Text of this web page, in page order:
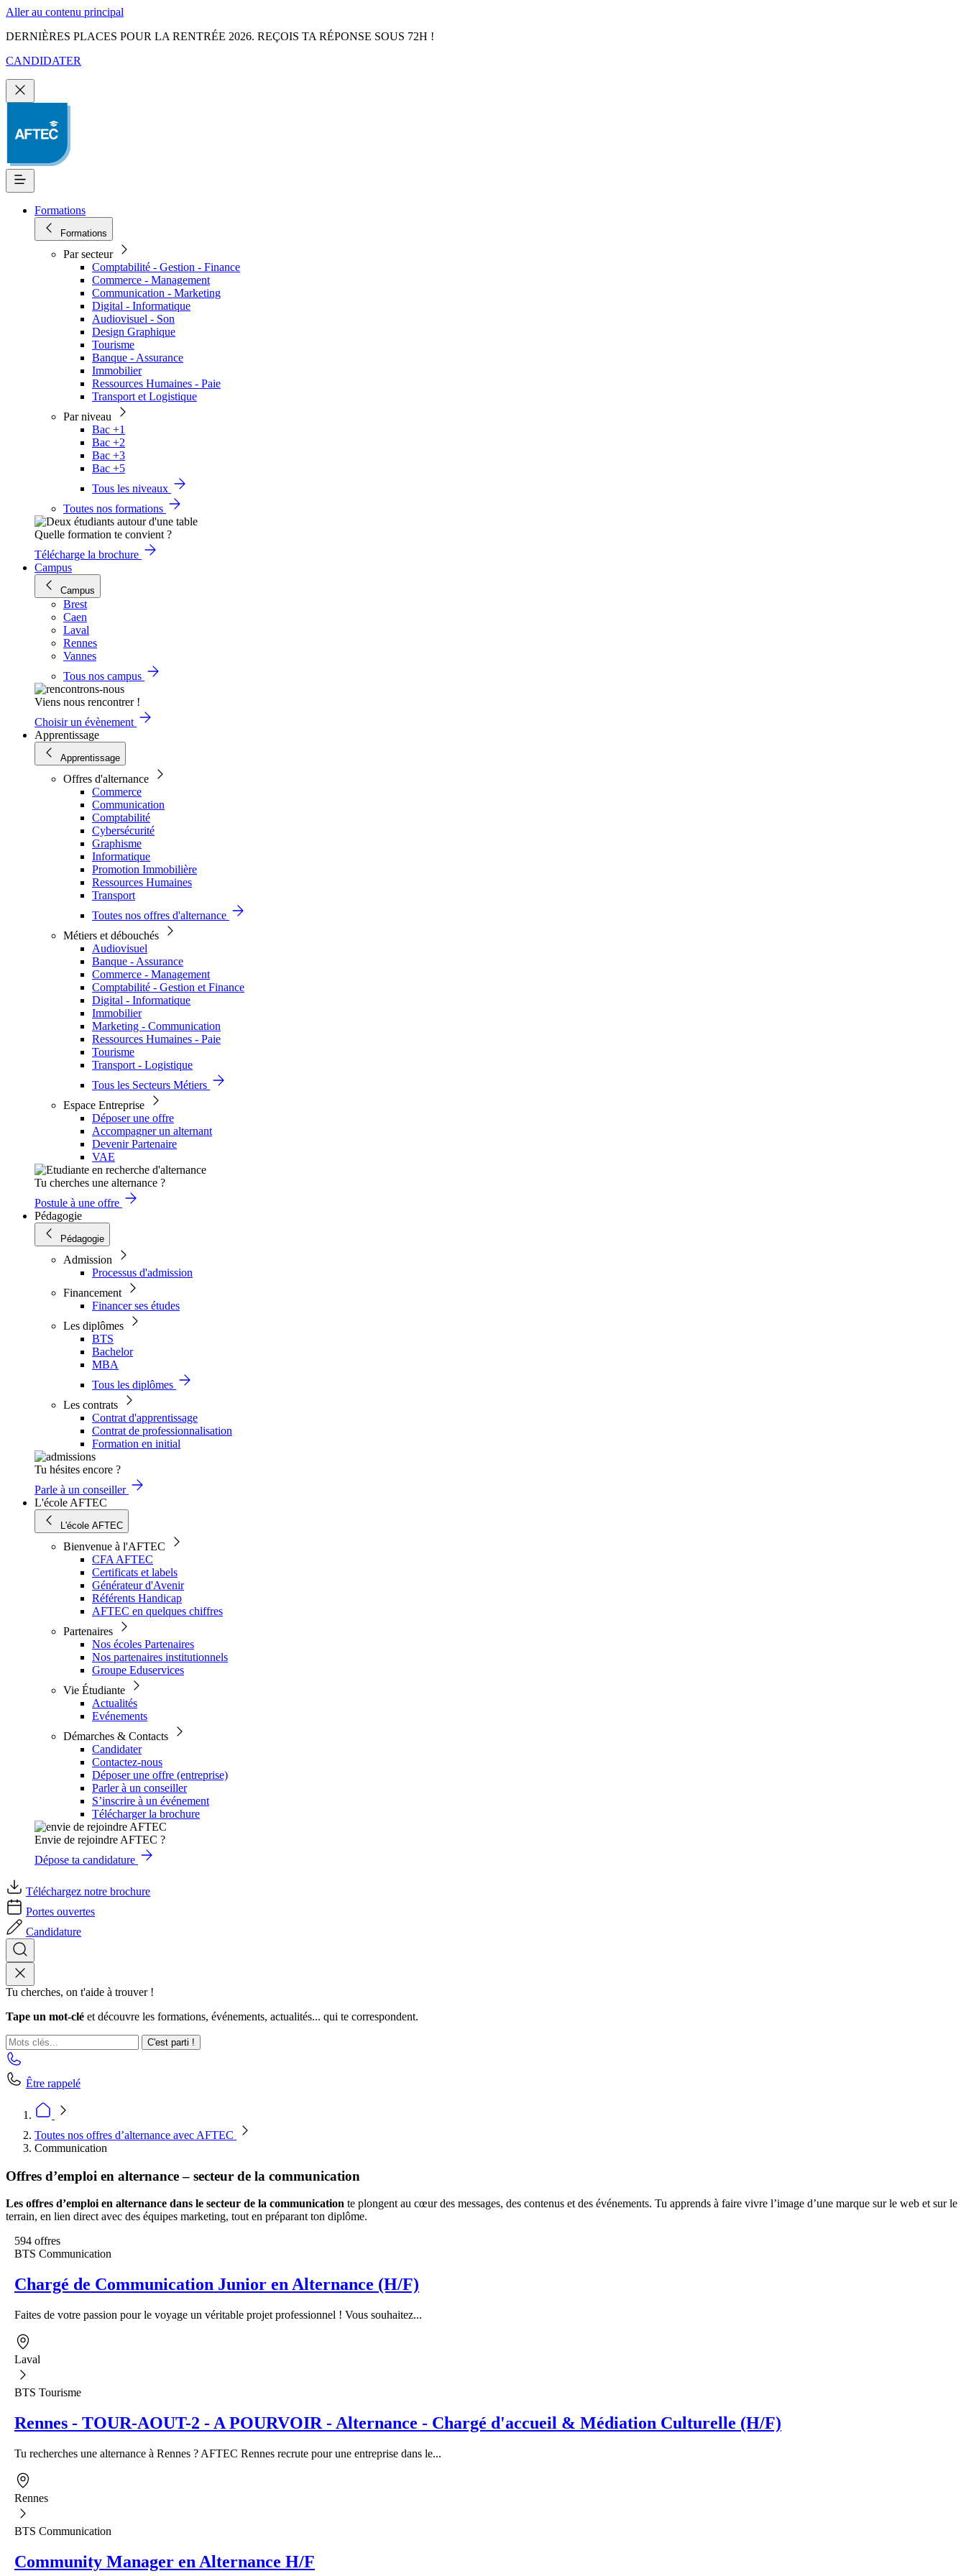
Aller au contenu principal
DERNIÈRES PLACES POUR LA RENTRÉE 2026. REÇOIS TA RÉPONSE SOUS 72H !
CANDIDATER
Formations
Formations
Par secteur
Comptabilité - Gestion - Finance
Commerce - Management
Communication - Marketing
Digital - Informatique
Audiovisuel - Son
Design Graphique
Tourisme
Banque - Assurance
Immobilier
Ressources Humaines - Paie
Transport et Logistique
Par niveau
Bac +1
Bac +2
Bac +3
Bac +5
Tous les niveaux
Toutes nos formations
Quelle formation te convient ?
Télécharge la brochure
Campus
Campus
Brest
Caen
Laval
Rennes
Vannes
Tous nos campus
Viens nous rencontrer !
Choisir un évènement
Apprentissage
Apprentissage
Offres d'alternance
Commerce
Communication
Comptabilité
Cybersécurité
Graphisme
Informatique
Promotion Immobilière
Ressources Humaines
Transport
Toutes nos offres d'alternance
Métiers et débouchés
Audiovisuel
Banque - Assurance
Commerce - Management
Comptabilité - Gestion et Finance
Digital - Informatique
Immobilier
Marketing - Communication
Ressources Humaines - Paie
Tourisme
Transport - Logistique
Tous les Secteurs Métiers
Espace Entreprise
Déposer une offre
Accompagner un alternant
Devenir Partenaire
VAE
Tu cherches une alternance ?
Postule à une offre
Pédagogie
Pédagogie
Admission
Processus d'admission
Financement
Financer ses études
Les diplômes
BTS
Bachelor
MBA
Tous les diplômes
Les contrats
Contrat d'apprentissage
Contrat de professionnalisation
Formation en initial
Tu hésites encore ?
Parle à un conseiller
L'école AFTEC
L'école AFTEC
Bienvenue à l'AFTEC
CFA AFTEC
Certificats et labels
Générateur d'Avenir
Référents Handicap
AFTEC en quelques chiffres
Partenaires
Nos écoles Partenaires
Nos partenaires institutionnels
Groupe Eduservices
Vie Étudiante
Actualités
Evénements
Démarches & Contacts
Candidater
Contactez-nous
Déposer une offre (entreprise)
Parler à un conseiller
S’inscrire à un événement
Télécharger la brochure
Envie de rejoindre AFTEC ?
Dépose ta candidature
Téléchargez notre brochure
Portes ouvertes
Candidature
Tu cherches, on t'aide à trouver !
Tape un mot-clé et découvre les formations, événements, actualités... qui te correspondent.
C'est parti !
Être rappelé
Toutes nos offres d’alternance avec AFTEC
Communication
Offres d’emploi en alternance – secteur de la communication
Les offres d’emploi en alternance dans le secteur de la communication te plongent au cœur des messages, des contenus et des événements. Tu apprends à faire vivre l’image d’une marque sur le web et sur le
terrain, en lien direct avec des équipes marketing, tout en préparant ton diplôme.
594 offres
BTS Communication
Chargé de Communication Junior en Alternance (H/F)
Faites de votre passion pour le voyage un véritable projet professionnel ! Vous souhaitez...
Laval
BTS Tourisme
Rennes - TOUR-AOUT-2 - A POURVOIR - Alternance - Chargé d'accueil & Médiation Culturelle (H/F)
Tu recherches une alternance à Rennes ? AFTEC Rennes recrute pour une entreprise dans le...
Rennes
BTS Communication
Community Manager en Alternance H/F